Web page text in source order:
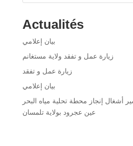
Actualités
بيان إعلامي
زيارة عمل و تفقد ولاية مستغانم
زيارة عمل و تفقد
بيان إعلامي
أشغال إنجاز محطة تحلية مياه البحر
عين عجرود بولاية تلمسان